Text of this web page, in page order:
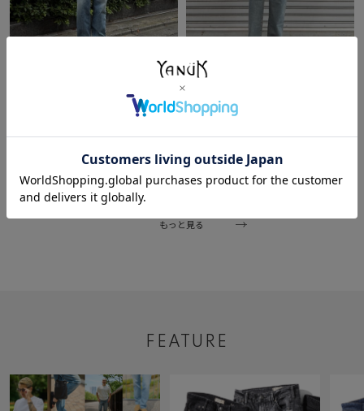
本部
177cm
177cm
もっと見る
FEATURE